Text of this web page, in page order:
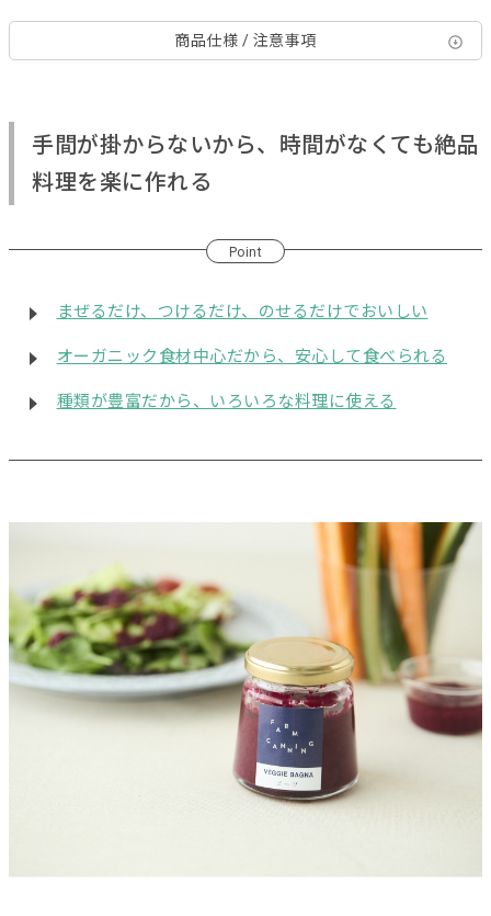
商品仕様 / 注意事項
手間が掛からないから、時間がなくても絶品
料理を楽に作れる
Point
まぜるだけ、つけるだけ、のせるだけでおいしい
オーガニック食材中心だから、安心して食べられる
種類が豊富だから、いろいろな料理に使える